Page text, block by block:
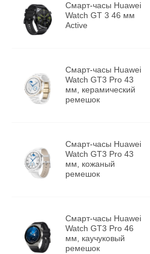
Смарт-часы Huawei
Watch GT 3 46 мм
Active
Смарт-часы Huawei
Watch GT3 Pro 43
мм, керамический
ремешок
Смарт-часы Huawei
Watch GT3 Pro 43
мм, кожаный
ремешок
Смарт-часы Huawei
Watch GT3 Pro 46
мм, каучуковый
ремешок